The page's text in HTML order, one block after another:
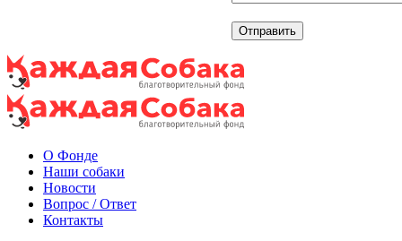
О Фонде
Наши собаки
Новости
Вопрос / Ответ
Контакты